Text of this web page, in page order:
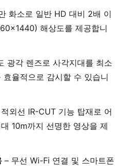
화소 로 일반 HD 대비 2배 이
해상도를 제공합니
광각 렌즈로 사각지대를 최소
율적으로 감시할 수 있습니
적외선 IR-CUT 기능 탑재로 어
10m까지 선명한 영상을 제
– 무선 Wi-Fi 연결 및 스마트폰